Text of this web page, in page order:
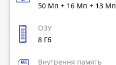
50 Мп + 16 Мп + 13 Мп
ОЗУ
8 Гб
Внутрення память